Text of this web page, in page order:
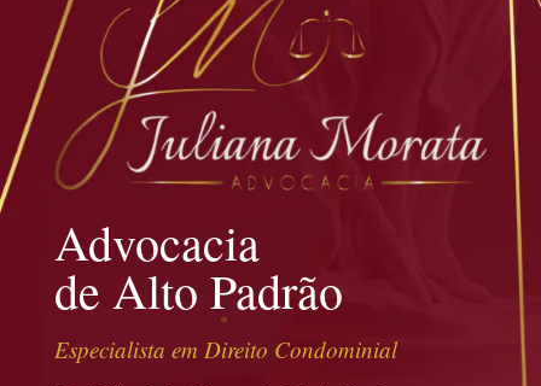
Advocacia
de Alto Padrão
Especialista em Direito Condominial